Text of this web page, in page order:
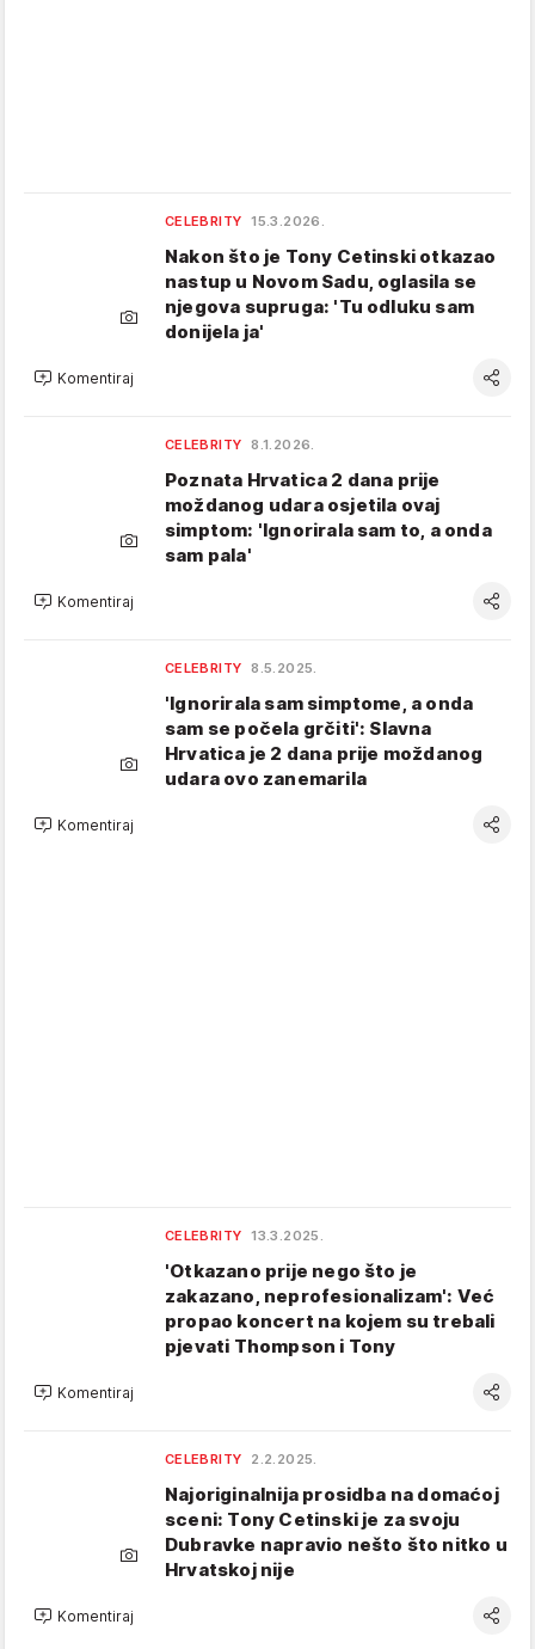
CELEBRITY 15.3.2026.
Nakon što je Tony Cetinski otkazao
nastup u Novom Sadu, oglasila se
njegova supruga: 'Tu odluku sam
donijela ja'
Komentiraj
CELEBRITY 8.1.2026.
Poznata Hrvatica 2 dana prije
moždanog udara osjetila ovaj
simptom: 'Ignorirala sam to, a onda
sam pala'
Komentiraj
CELEBRITY 8.5.2025.
'Ignorirala sam simptome, a onda
sam se počela grčiti': Slavna
Hrvatica je 2 dana prije moždanog
udara ovo zanemarila
Komentiraj
CELEBRITY 13.3.2025.
'Otkazano prije nego što je
zakazano, neprofesionalizam': Već
propao koncert na kojem su trebali
pjevati Thompson i Tony
Komentiraj
CELEBRITY 2.2.2025.
Najoriginalnija prosidba na domaćoj
sceni: Tony Cetinski je za svoju
Dubravke napravio nešto što nitko u
Hrvatskoj nije
Komentiraj